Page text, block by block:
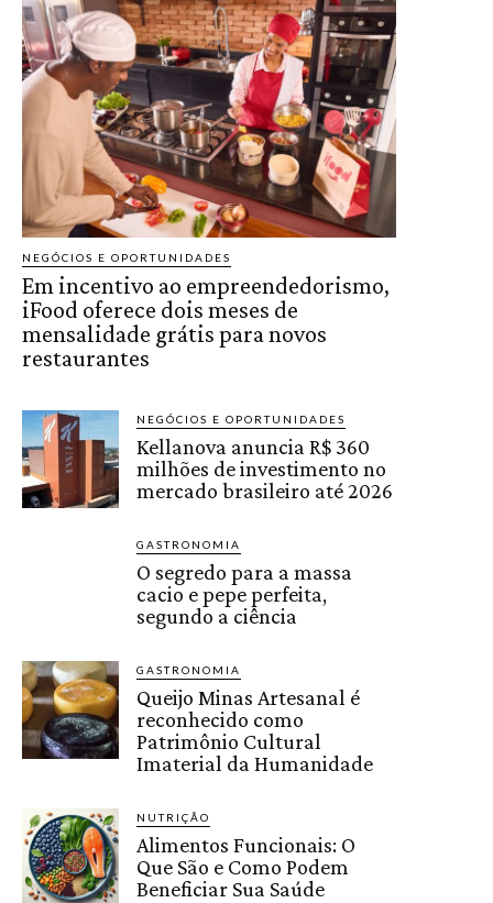
NEGÓCIOS E OPORTUNIDADES
Em incentivo ao empreendedorismo,
iFood oferece dois meses de
mensalidade grátis para novos
restaurantes
NEGÓCIOS E OPORTUNIDADES
Kellanova anuncia R$ 360
milhões de investimento no
mercado brasileiro até 2026
GASTRONOMIA
O segredo para a massa
cacio e pepe perfeita,
segundo a ciência
GASTRONOMIA
Queijo Minas Artesanal é
reconhecido como
Patrimônio Cultural
Imaterial da Humanidade
NUTRIÇÃO
Alimentos Funcionais: O
Que São e Como Podem
Beneficiar Sua Saúde